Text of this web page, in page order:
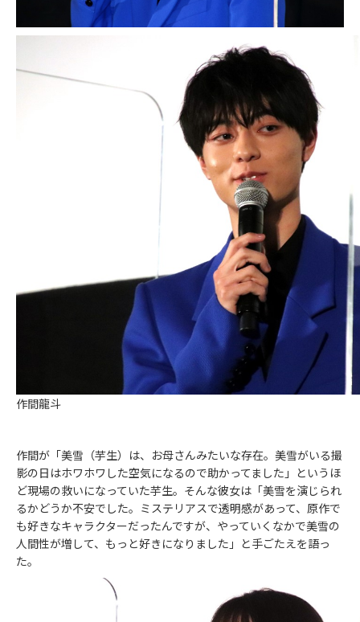
作間龍斗
作間が「美雪（芋生）は、お母さんみたいな存在。美雪がいる撮
影の日はホワホワした空気になるので助かってました」というほ
ど現場の救いになっていた芋生。そんな彼女は「美雪を演じられ
るかどうか不安でした。ミステリアスで透明感があって、原作で
も好きなキャラクターだったんですが、やっていくなかで美雪の
人間性が増して、もっと好きになりました」と手ごたえを語っ
た。